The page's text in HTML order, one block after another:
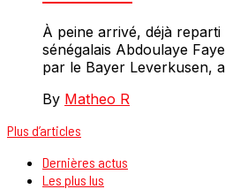
À peine arrivé, déjà
sénégalais Abdoulaye
par le Bayer Leverkusen,
By Matheo R
Plus d’articles
Dernières actus
Les plus lus